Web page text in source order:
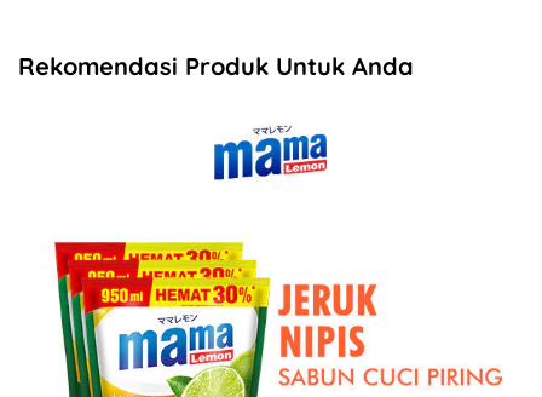
Rekomendasi Produk Untuk Anda